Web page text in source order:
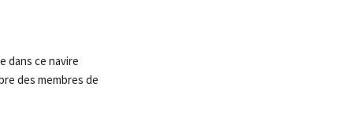
dans ce navire
des membres de